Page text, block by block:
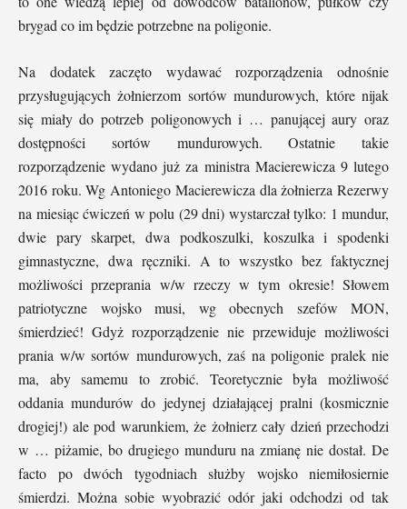
brygad co im będzie potrzebne na poligonie.
Na dodatek zaczęto wydawać rozporządzenia odnośnie
przysługujących żołnierzom sortów mundurowych, które nijak
się miały do potrzeb poligonowych i … panującej aury oraz
dostępności sortów mundurowych. Ostatnie takie
rozporządzenie wydano już za ministra Macierewicza 9 lutego
2016 roku. Wg Antoniego Macierewicza dla żołnierza Rezerwy
na miesiąc ćwiczeń w polu (29 dni) wystarczał tylko: 1 mundur,
dwie pary skarpet, dwa podkoszulki, koszulka i spodenki
gimnastyczne, dwa ręczniki. A to wszystko bez faktycznej
możliwości przeprania w/w rzeczy w tym okresie! Słowem
patriotyczne wojsko musi, wg obecnych szefów MON,
śmierdzieć! Gdyż rozporządzenie nie przewiduje możliwości
prania w/w sortów mundurowych, zaś na poligonie pralek nie
ma, aby samemu to zrobić. Teoretycznie była możliwość
oddania mundurów do jedynej działającej pralni (kosmicznie
drogiej!) ale pod warunkiem, że żołnierz cały dzień przechodzi
w … piżamie, bo drugiego munduru na zmianę nie dostał. De
facto po dwóch tygodniach służby wojsko niemiłosiernie
śmierdzi. Można sobie wyobrazić odór jaki odchodzi od tak